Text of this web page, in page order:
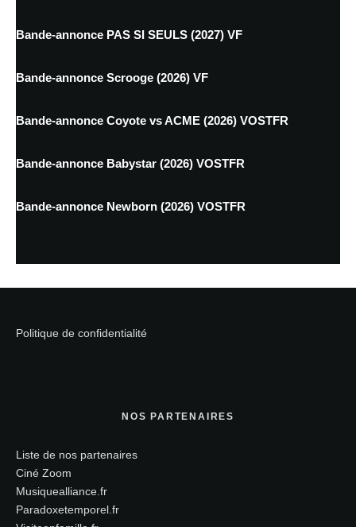
Bande-annonce PAS SI SEULS (2027) VF
Bande-annonce Scrooge (2026) VF
Bande-annonce Coyote vs ACME (2026) VOSTFR
Bande-annonce Babystar (2026) VOSTFR
Bande-annonce Newborn (2026) VOSTFR
Politique de confidentialité
NOS PARTENAIRES
Liste de nos partenaires
Ciné Zoom
Musiquealliance.fr
Paradoxetemporel.fr